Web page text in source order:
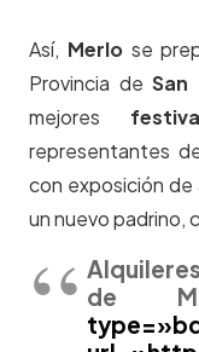
Así, Merlose
Provincia de San
mejores
representantes
con exposición de
un nuevo padrino,
de